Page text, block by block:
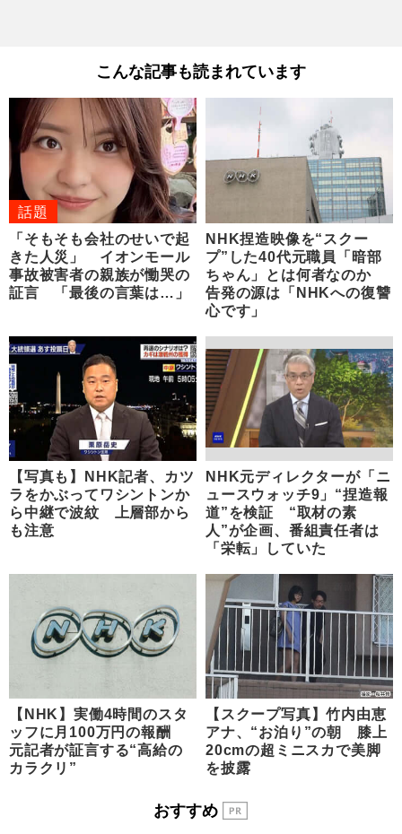
こんな記事も読まれています
話題
「そもそも会社のせいで起
きた人災」 イオンモール
事故被害者の親族が慟哭の
証言 「最後の言葉は…」
NHK捏造映像を“スクー
プ”した40代元職員「暗部
ちゃん」とは何者なのか
告発の源は「NHKへの復讐
心です」
【写真も】NHK記者、カツ
ラをかぶってワシントンか
ら中継で波紋 上層部から
も注意
NHK元ディレクターが「ニ
ュースウォッチ9」“捏造報
道”を検証 “取材の素
人”が企画、番組責任者は
「栄転」していた
【NHK】実働4時間のスタ
ッフに月100万円の報酬
元記者が証言する“高給の
カラクリ”
【スクープ写真】竹内由恵
アナ、“お泊り”の朝 膝上
20cmの超ミニスカで美脚
を披露
おすすめ